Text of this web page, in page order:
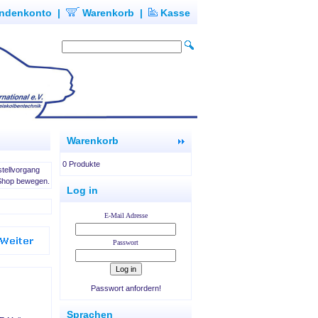
| Warenkorb | Kasse
bewegen.
Warenkorb
0 Produkte
Log in
E-Mail Adresse
Passwort
Passwort anfordern!
Sprachen